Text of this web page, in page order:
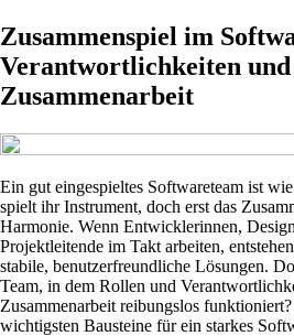
Zusammenspiel im
Verantwortlichkeiten
Zusammenarbeit
Ein gut eingespieltes Softwareteam ist
spielt ihr Instrument, doch erst das
Harmonie. Wenn Entwicklerinnen,
Projektleitende im Takt arbeiten,
stabile, benutzerfreundliche Lösungen.
Team, in dem Rollen und
Zusammenarbeit reibungslos
wichtigsten Bausteine für ein starkes